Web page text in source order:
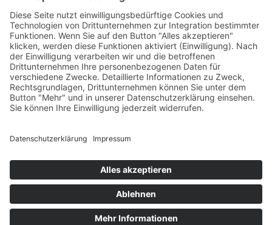
Tischtennis
Footvolley
Sonstiges
Download-Bereich
Datenschutz
Copyright © 2026 by Rot-Weiß Schönow Website